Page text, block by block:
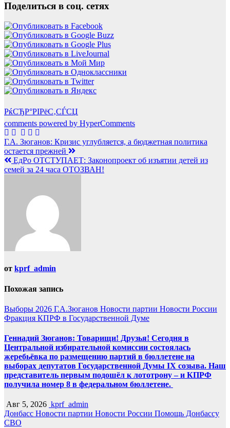
Поделиться в соц. сетях
РќСЂР°РІРёС‚СЃСЏ
comments powered by HyperComments
Навигация
по
записям
Г.А. Зюганов: Кризис углубляется, а бюджетная политика
остается прежней
ЕдРо ОТСТУПАЕТ: Законопроект об изъятии детей из
семей за 24 часа ОТОЗВАН!
от kprf_admin
Похожая запись
Выборы 2026 Г.А.Зюганов Новости партии Новости России
Фракция КПРФ в Государственной Думе
Геннадий Зюганов: Товарищи! Друзья! Сегодня в
Центральной избирательной комиссии состоялась
жеребьёвка по размещению партий в бюллетене на
выборах депутатов Государственной Думы IX созыва. Наш
представитель первым подошёл к лототрону – и КПРФ
получила номер 8 в федеральном бюллетене.
Авг 5, 2026 kprf_admin
Донбасс Новости партии Новости России Помощь Донбассу
СВО